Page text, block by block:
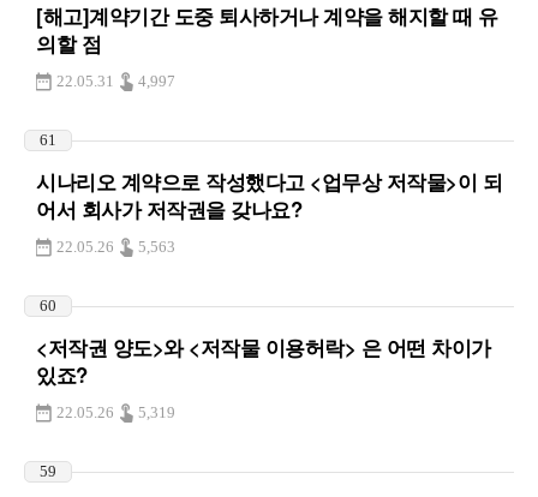
[해고]계약기간 도중 퇴사하거나 계약을 해지할 때 유
의할 점
22.05.31 4,997
61
시나리오 계약으로 작성했다고 <업무상 저작물>이 되
어서 회사가 저작권을 갖나요?
22.05.26 5,563
60
<저작권 양도>와 <저작물 이용허락> 은 어떤 차이가
있죠?
22.05.26 5,319
59